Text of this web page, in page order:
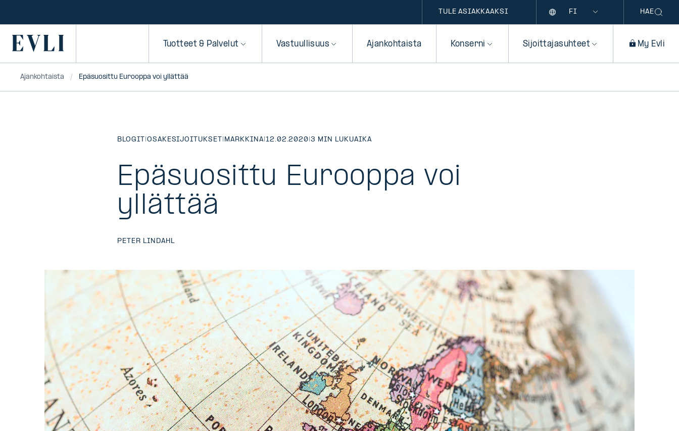
TULE ASIAKKAAKSI HAE
Primary Tuotteet & Palvelut Vastuullisuus Ajankohtaista Konserni Sijoittajasuhteet My Evli
Ajankohtaista Epäsuosittu Eurooppa voi yllättää
BLOGIT |OSAKESIJOITUKSET | MARKKINA|12.02.2020|3 MIN LUKUAIKA
Epäsuosittu Eurooppa voi
yllättää
PETER LINDAHL